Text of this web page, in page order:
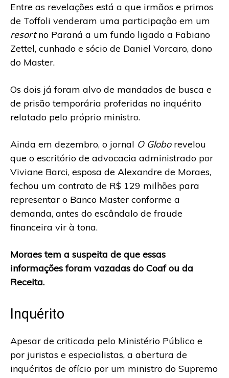
Entre as revelações está a que irmãos e primos
de Toffoli venderam uma participação em um
resortno Paraná a um fundo ligado a Fabiano
Zettel, cunhado e sócio de Daniel Vorcaro, dono
do Master.
Os dois já foram alvo de mandados de busca e
de prisão temporária proferidas no inquérito
relatado pelo próprio ministro.
Ainda em dezembro, o jornal O Globorevelou
que o escritório de advocacia administrado por
Viviane Barci, esposa de Alexandre de Moraes,
fechou um contrato de R$ 129 milhões para
representar o Banco Master conforme a
demanda, antes do escândalo de fraude
financeira vir à tona.
Moraes tem a suspeita de que essas
informações foram vazadas do Coaf ou da
Receita.
Inquérito
Apesar de criticada pelo Ministério Público e
por juristas e especialistas, a abertura de
inquéritos de ofício por um ministro do Supremo